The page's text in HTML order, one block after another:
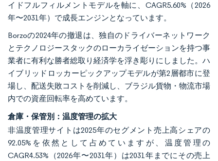
イドフルフィルメントモデルを軸に、CAGR5.60%（2026
年〜2031年）で成長エンジンとなっています。
Borzoの2024年の撤退は、独自のドライバーネットワーク
とテクノロジースタックのローカライゼーションを持つ事
業者に有利な勝者総取り経済学を浮き彫りにしました。ハ
イブリッドロッカーピックアップモデルが第2層都市に登
場し、配送失敗コストを削減し、ブラジル貨物・物流市場
内での資産回転率を高めています。
倉庫・保管別：温度管理の拡大
非温度管理サイトは2025年のセグメント売上高シェアの
92.05%を依然として占めていますが、温度管理の
CAGR4.53%（2026年〜2031年）は2031年までにその売上